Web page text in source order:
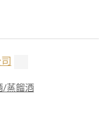
/蒸餾酒